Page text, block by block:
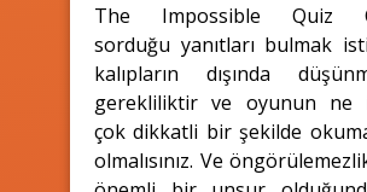
The Impossible Quiz
sorduğu yanıtları bulmak
kalıpların dışında
gerekliliktir ve oyunun ne
çok dikkatli bir şekilde
olmalısınız. Ve